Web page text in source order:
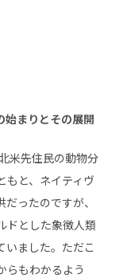
始まりとその展開
米先住民の動物分
もと、ネイティヴ
ったのですが、
ドとした象徴人類
いました。ただこ
らもわかるよう